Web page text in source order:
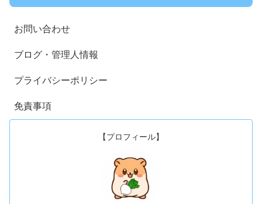
お問い合わせ
ブログ・管理人情報
プライバシーポリシー
免責事項
【プロフィール】